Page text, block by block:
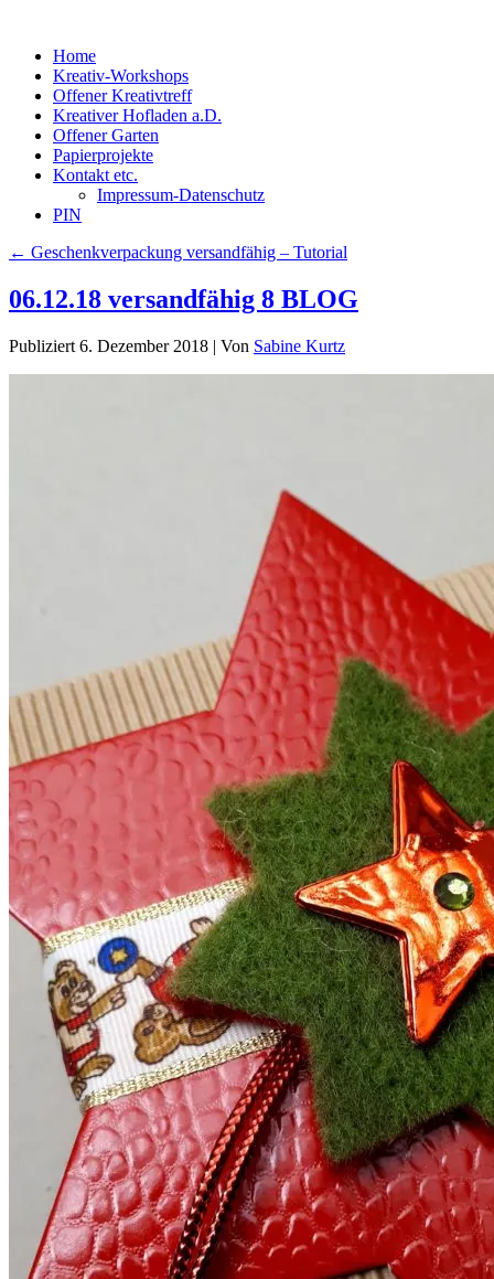
Home
Kreativ-Workshops
Offener Kreativtreff
Kreativer Hofladen a.D.
Offener Garten
Papierprojekte
Kontakt etc.
Impressum-Datenschutz
PIN
← Geschenkverpackung versandfähig – Tutorial
06.12.18 versandfähig 8 BLOG
Publiziert 6. Dezember 2018 | Von Sabine Kurtz